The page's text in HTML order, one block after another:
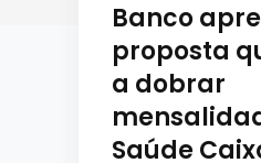
Banco
proposta
a dobrar
Saúde